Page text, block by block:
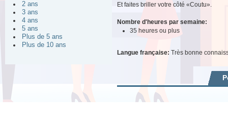
2 ans
3 ans
4 ans
5 ans
Plus de 5 ans
Plus de 10 ans
Et faites briller votre côté «Coutu».
Nombre d'heures par semaine:
35 heures ou plus
Langue française: Très bonne